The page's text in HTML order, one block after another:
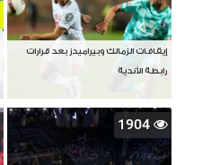
إيقافات الزمالك وبيراميدز بعد قرارات
رابطة الأندية
1904